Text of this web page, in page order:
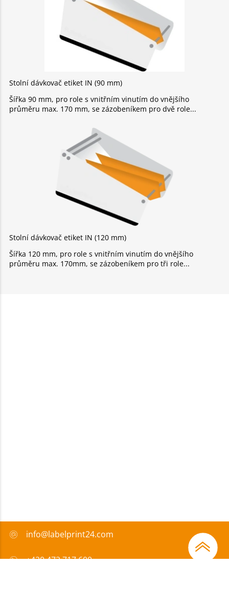
Stolní dávkovač etiket IN (90 mm)
Šířka 90 mm, pro role s vnitřním vinutím do vnějšího
průměru max. 170 mm, se zázobeníkem pro dvě role
Stolní dávkovač etiket IN (120 mm)
Šířka 120 mm, pro role s vnitřním vinutím do vnějšího
průměru max. 170mm, se zázobeníkem pro tři role
info@labelprint24.com
+420 472 717 600